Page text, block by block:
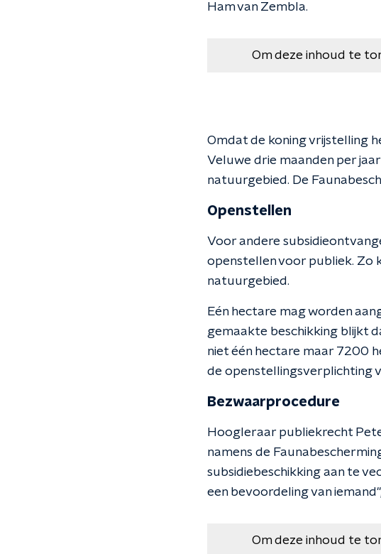
Ham van Zembla.
Om deze inhoud te
Omdat de koning vrijstelling
Veluwe drie maanden per
natuurgebied. De
Openstellen
Voor andere
openstellen voor publiek. Zo
natuurgebied.
Eén hectare mag worden
gemaakte beschikking blijkt
niet één hectare maar 7200
de openstellingsverplichting
Bezwaarprocedure
Hoogleraar publiekrecht
namens de
subsidiebeschikking aan te
een bevoordeling van
Om deze inhoud te